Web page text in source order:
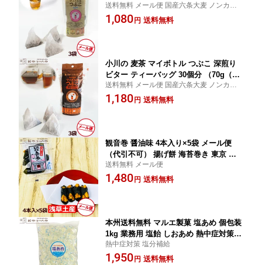
3袋） メール便（代引き不可） ライト
送料無料 メール便 国産六条大麦 ノンカフ
ェイン
1,080 円 送料無料
小川の 麦茶 マイボトル つぶこ 深煎り
ビター ティーバッグ 30個分 （70g（7g
×10個）×3袋） メール便（代引き不可）
送料無料 メール便 国産六条大麦 ノンカフ
ェイン
1,180 円 送料無料
観音巻 醤油味 4本入り×5袋 メール便
（代引不可） 揚げ餅 海苔巻き 東京 浅
草土産 あられ おかき せんべい
送料無料 メール便
1,480 円 送料無料
本州送料無料 マルエ製菓 塩あめ 個包装
1kg 業務用 塩飴 しおあめ 熱中症対策
夏季の災害対策 塩分補給
熱中症対策 塩分補給
1,950 円 送料無料